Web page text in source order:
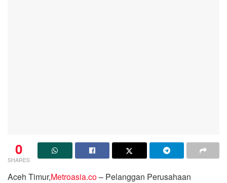
0
SHARES
Aceh Timur,Metroasia.co– Pelanggan Perusahaan